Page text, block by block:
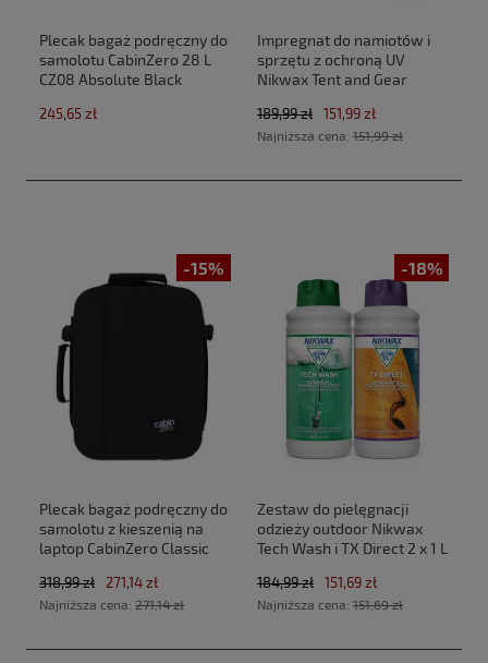
Plecak bagaż podręczny do
samolotu CabinZero 28 L
CZ08 Absolute Black
Air)
245,65 zł
Impregnat do namiotów i
sprzętu z ochroną UV
Nikwax Tent and Gear
189,99 zł 151,99 zł
Najniższa cena: 151,99 zł
-15%
Plecak bagaż podręczny do
samolotu z kieszenią na
laptop CabinZero Classic
Black (40x30x20cm
Ryanair, Wizz Air)
318,99 zł 271,14 zł
Najniższa cena: 271,14 zł
-18%
Zestaw do pielęgnacji
odzieży outdoor Nikwax
Tech Wash i TX Direct 2 x 1 L
184,99 zł 151,69 zł
Najniższa cena: 151,69 zł